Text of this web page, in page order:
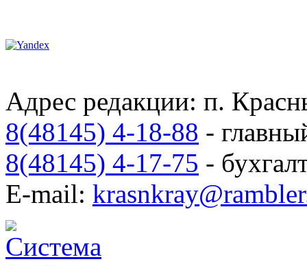
Адрес редакции: п.
8(48145) 4-18-88 -
8(48145) 4-17-75 -
E-mail: